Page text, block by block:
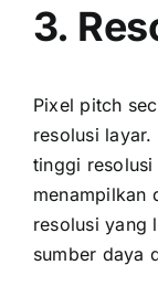
3.
Pixel pitch
resolusi layar.
tinggi resolusi
menampilkan
resolusi уаng
sumber daya